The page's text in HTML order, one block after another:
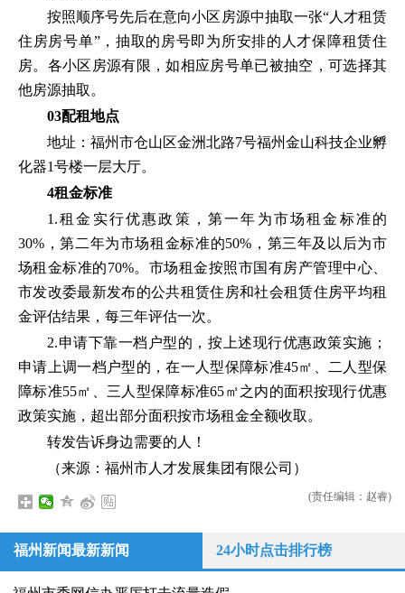
按照顺序号先后在意向小区房源中抽取一张“人才租赁
住房房号单”，抽取的房号即为所安排的人才保障租赁住
房。各小区房源有限，如相应房号单已被抽空，可选择其
他房源抽取。
03配租地点
地址：福州市仓山区金洲北路7号福州金山科技企业孵
化器1号楼一层大厅。
4租金标准
1.租金实行优惠政策，第一年为市场租金标准的
30%，第二年为市场租金标准的50%，第三年及以后为市
场租金标准的70%。市场租金按照市国有房产管理中心、
市发改委最新发布的公共租赁住房和社会租赁住房平均租
金评估结果，每三年评估一次。
2.申请下靠一档户型的，按上述现行优惠政策实施；
申请上调一档户型的，在一人型保障标准45㎡、二人型保
障标准55㎡、三人型保障标准65㎡之内的面积按现行优惠
政策实施，超出部分面积按市场租金全额收取。
转发告诉身边需要的人！
（来源：福州市人才发展集团有限公司）
(责任编辑：赵睿)
福州新闻最新新闻 24小时点击排行榜